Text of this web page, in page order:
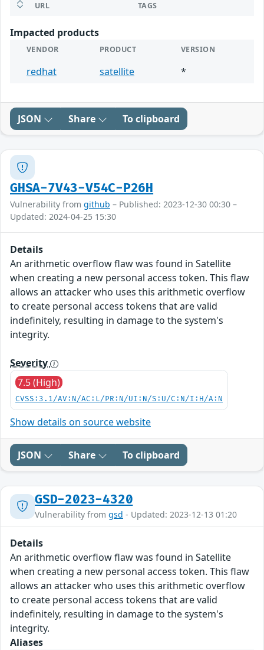
URL TAGS
Impacted products
VENDOR PRODUCT VERSION
redhat satellite *
JSON Share To clipboard
GHSA-7V43-V54C-P26H
Vulnerability from github – Published: 2023-12-30 00:30 –
Updated: 2024-04-25 15:30
Details
An arithmetic overflow flaw was found in Satellite
when creating a new personal access token. This flaw
allows an attacker who uses this arithmetic overflow
to create personal access tokens that are valid
indefinitely, resulting in damage to the system's
integrity.
Severity
7.5 (High)
CVSS:3.1/AV:N/AC:L/PR:N/UI:N/S:U/C:N/I:H/A:N
Show details on source website
JSON Share To clipboard
GSD-2023-4320
Vulnerability from gsd - Updated: 2023-12-13 01:20
Details
An arithmetic overflow flaw was found in Satellite
when creating a new personal access token. This flaw
allows an attacker who uses this arithmetic overflow
to create personal access tokens that are valid
indefinitely, resulting in damage to the system's
integrity.
Aliases